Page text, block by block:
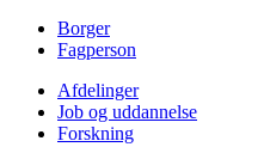
Borger
Fagperson
Afdelinger
Job og uddannelse
Forskning